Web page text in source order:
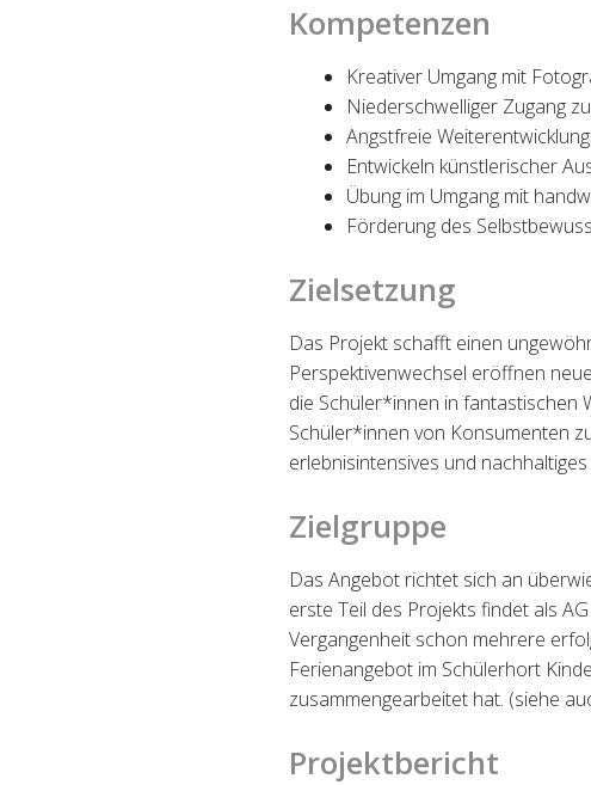
Kompetenzen
Kreativer Umgang mit
Niederschwelliger Zugang
Angstfreie
Entwickeln künstlerischer
Übung im Umgang mit
Förderung des
Zielsetzung
Das Projekt schafft einen
Perspektivenwechsel eröffnen
die Schüler*innen in fantastischen
Schüler*innen von Konsumenten
erlebnisintensives und
Zielgruppe
Das Angebot richtet sich an ü
erste Teil des Projekts findet als
Vergangenheit schon mehrere
Ferienangebot im Schülerhort
zusammengearbeitet hat. (siehe
Projektbericht